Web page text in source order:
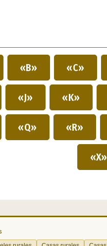
«B» «C»
«J» «K»
«Q» «R»
«X»